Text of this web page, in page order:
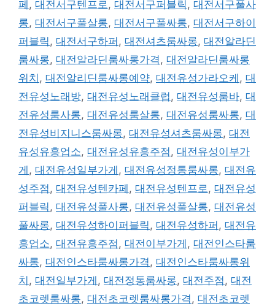
페 , 대전서구텐프로 , 대전서구퍼블릭 , 대전서구풀사
롱, 대전서구풀살롱, 대전서구풀싸롱, 대전서구하이
퍼블릭 , 대전서구하퍼 , 대전셔츠룸싸롱, 대전알라딘
룸싸롱, 대전알라딘룸싸롱가격 , 대전알라딘룸싸롱
위치 , 대전알리딘룸싸롱예약, 대전유성가라오케 , 대
전유성노래방, 대전유성노래클럽 , 대전유성룸바, 대
전유성룸사롱, 대전유성룸살롱, 대전유성룸싸롱, 대
전유성비지니스룸싸롱, 대전유성셔츠룸싸롱, 대전
유성유흥업소, 대전유성유흥주점 , 대전유성이부가
게 , 대전유성일부가게 , 대전유성정통룸싸롱, 대전유
성주점 , 대전유성텐카페 , 대전유성텐프로 , 대전유성
퍼블릭 , 대전유성풀사롱, 대전유성풀살롱, 대전유성
풀싸롱, 대전유성하이퍼블릭 , 대전유성하퍼 , 대전유
흥업소, 대전유흥주점 , 대전이부가게 , 대전인스타룸
싸롱, 대전인스타룸싸롱가격 , 대전인스타룸싸롱위
치 , 대전일부가게 , 대전정통룸싸롱, 대전주점 , 대전
초코렛룸싸롱, 대전초코렛룸싸롱가격 , 대전초코렛